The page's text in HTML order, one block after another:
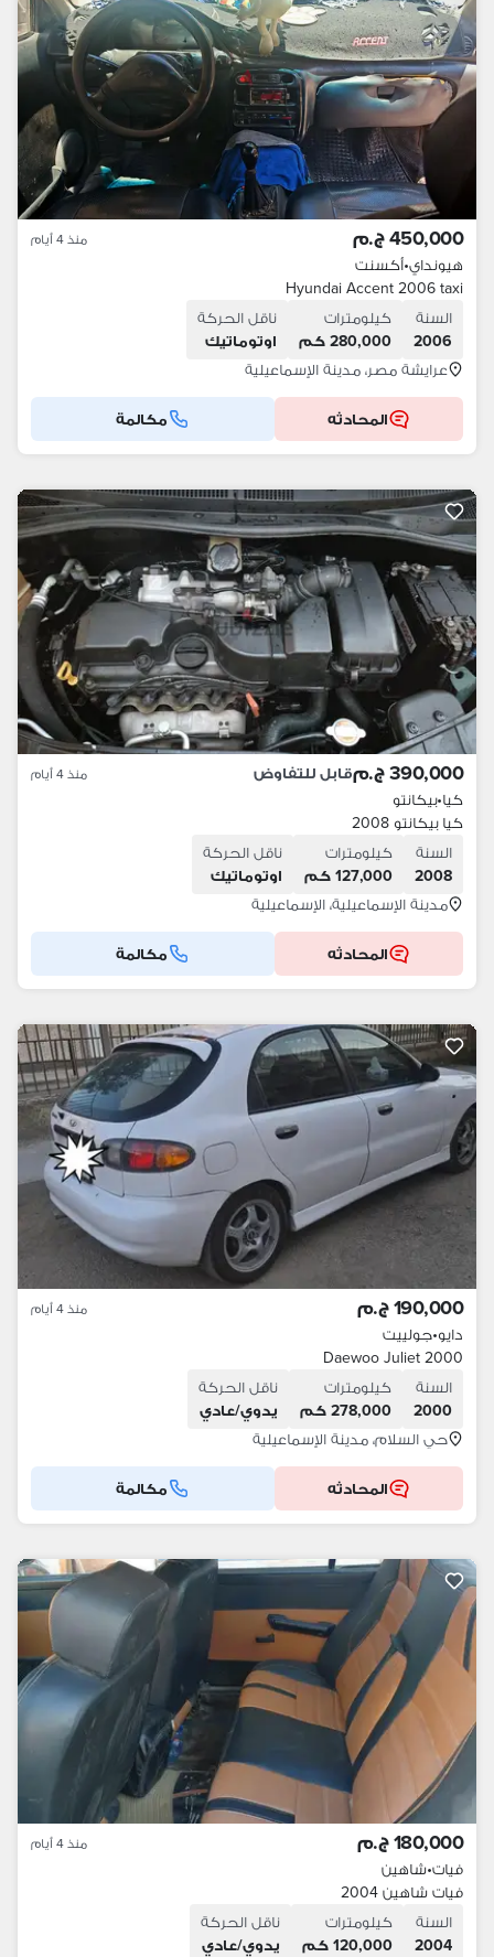
450,000 ج.م منذ 4 أيام
هيونداي•أكسنت
Hyundai Accent 2006 taxi
السنة
2006
كيلومترات
280,000 كم
ناقل الحركة
اوتوماتيك
عرايشة مصر، مدينة الإسماعيلية
المحادثه مكالمة
390,000 ج.م قابل للتفاوض منذ 4 أيام
كيا•بيكانتو
كيا بيكانتو 2008
السنة
2008
كيلومترات
127,000 كم
ناقل الحركة
اوتوماتيك
مدينة الإسماعيلية، الإسماعيلية
المحادثه مكالمة
190,000 ج.م منذ 4 أيام
دايو•جولييت
Daewoo Juliet 2000
السنة
2000
كيلومترات
278,000 كم
ناقل الحركة
يدوي/عادي
حي السلام، مدينة الإسماعيلية
المحادثه مكالمة
180,000 ج.م منذ 4 أيام
فيات•شاهين
فيات شاهين 2004
السنة
2004
كيلومترات
120,000 كم
ناقل الحركة
يدوي/عادي